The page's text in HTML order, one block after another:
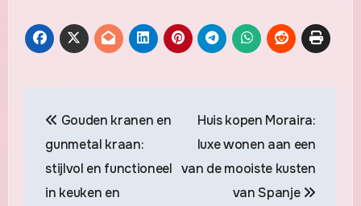
navigation
Gouden kranen en
gunmetal kraan:
stijlvol en functioneel
in keuken en
Huis kopen Moraira:
luxe wonen aan een
van de mooiste kusten
van Spanje